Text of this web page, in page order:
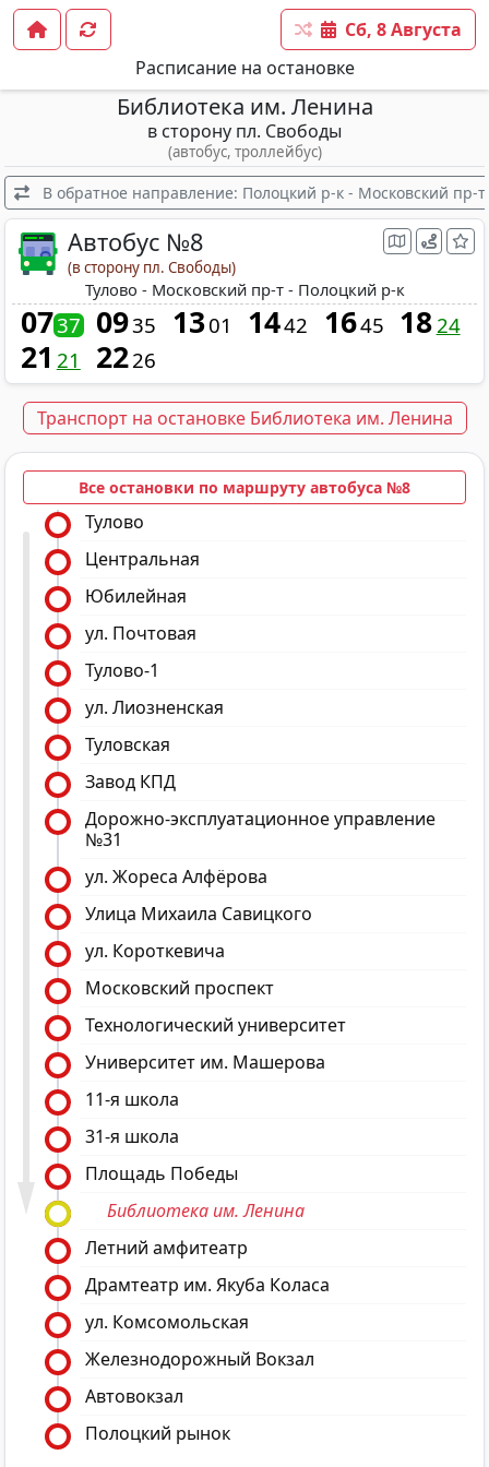
Расписание на остановке
Сб, 8 Августа
Библиотека им. Ленина
в сторону пл. Свободы
(автобус, троллейбус)
В обратное направление: Полоцкий р-к - Московский пр-т
Автобус №8
(в сторону пл. Свободы)
Тулово - Московский пр-т - Полоцкий р-к
0737 0935 1301 1442 1645 1824
21 21 2226
Транспорт на остановке Библиотека им. Ленина
Все остановки по маршруту автобуса №8
Тулово
Центральная
Юбилейная
ул. Почтовая
Тулово-1
ул. Лиозненская
Туловская
Завод КПД
Дорожно-эксплуатационное управление
№31
ул. Жореса Алфёрова
Улица Михаила Савицкого
ул. Короткевича
Московский проспект
Технологический университет
Университет им. Машерова
11-я школа
31-я школа
Площадь Победы
Библиотека им. Ленина
Летний амфитеатр
Драмтеатр им. Якуба Коласа
ул. Комсомольская
Железнодорожный Вокзал
Автовокзал
Полоцкий рынок